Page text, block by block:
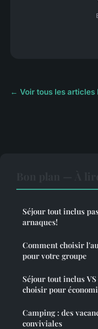
← Voir tous les articles
Séjour tout inclus
arnaques!
Comment choisir
pour votre groupe
Séjour tout inclus
choisir pour
Camping : des
conviviales